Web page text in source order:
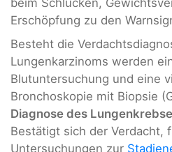
beim Schlucken,
Erschöpfung zu den
Besteht die
Lungenkarzinoms werden
Blutuntersuchung und eine
Bronchoskopie mit Biopsie
Diagnose des
Bestätigt sich der Verdacht,
Untersuchungen zur